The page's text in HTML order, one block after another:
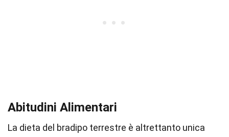
Abitudini Alimentari
La dieta del bradipo terrestre è altrettanto unica